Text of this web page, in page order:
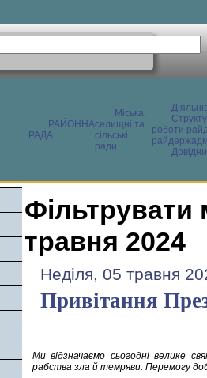
РАЙОННА
РАДА
Міська,
селищні та
сільські
ради
роботи
Фільтрувати
травня 2024
Неділя, 05 травня
Привітання
Ми відзначаємо сьогодні велике
рабства зла й темряви. Перемогу